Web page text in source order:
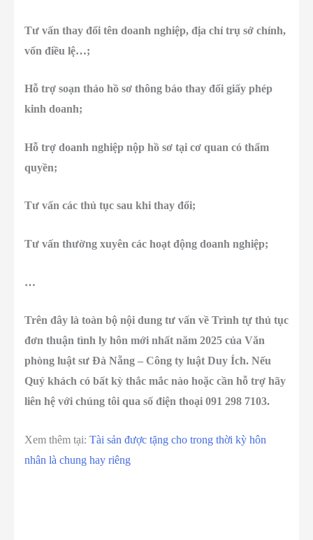
Tư vấn thay đổi tên doanh nghiệp, địa chỉ trụ sở chính,
vốn điều lệ…;
Hỗ trợ soạn thảo hồ sơ thông báo thay đổi giấy phép
kinh doanh;
Hỗ trợ doanh nghiệp nộp hồ sơ tại cơ quan có thẩm
quyền;
Tư vấn các thủ tục sau khi thay đổi;
Tư vấn thường xuyên các hoạt động doanh nghiệp;
…
Trên đây là toàn bộ nội dung tư vấn về Trình tự thủ tục
đơn thuận tình ly hôn mới nhất năm 2025 của Văn
phòng luật sư Đà Nẵng – Công ty luật Duy Ích. Nếu
Quý khách có bất kỳ thắc mắc nào hoặc cần hỗ trợ hãy
liên hệ với chúng tôi qua số điện thoại 091 298 7103.
Xem thêm tại: Tài sản được tặng cho trong thời kỳ hôn
nhân là chung hay riêng